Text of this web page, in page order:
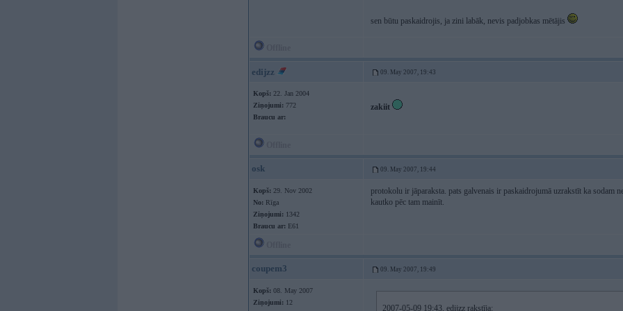
sen būtu paskaidrojis, ja zini labāk, nevis padjobkas mētājis
edijzz 09. May 2007, 19:43
Kopš: 22. Jan 2004
Ziņojumi: 772
Braucu ar:
zakiit
osk 09. May 2007, 19:44
Kopš: 29. Nov 2002
No: Rīga
Ziņojumi: 1342
Braucu ar: E61
protokolu ir jāparaksta. pats galvenais ir paskaidrojumā uzrakstīt ka sodam
kautko pēc tam mainīt.
coupem3 09. May 2007, 19:49
Kopš: 08. May 2007
Ziņojumi: 12
2007-05-09 19:43, edijzz rakstīja: